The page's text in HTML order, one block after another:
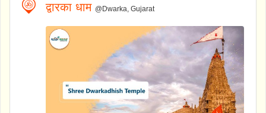
द्वारका धाम @Dwarka, Gujarat